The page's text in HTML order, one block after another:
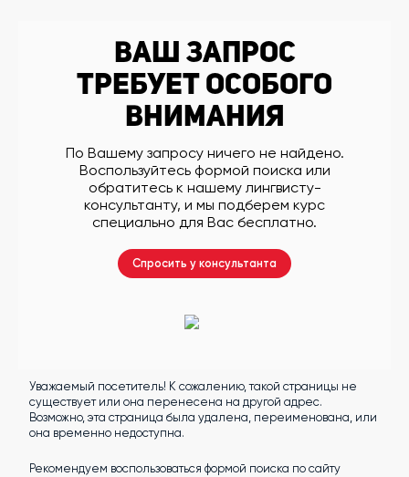
английского
Выбрать
другой
город:
Москва
Помочь
выборе?
Ваш запрос
требует особого
внимания
По Вашему запросу ничего не найдено.
Воспользуйтесь формой поиска или
обратитесь к нашему лингвисту-
консультанту, и мы подберем курс
специально для Вас бесплатно.
Спросить у консультанта
Уважаемый посетитель! К сожалению, такой страницы не
существует или она перенесена на другой адрес.
Возможно, эта страница была удалена, переименована, или
она временно недоступна.
Рекомендуем воспользоваться формой поиска по сайту